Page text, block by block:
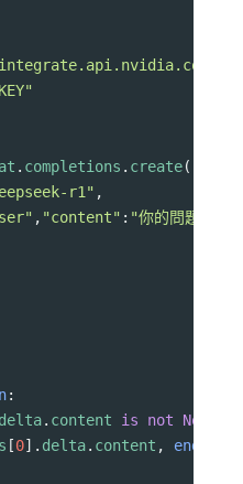
v1"
. completions . create(
r1" ,
, "content" : "你的問題內容"
:
delta. content is not None
[0]. delta. content , end